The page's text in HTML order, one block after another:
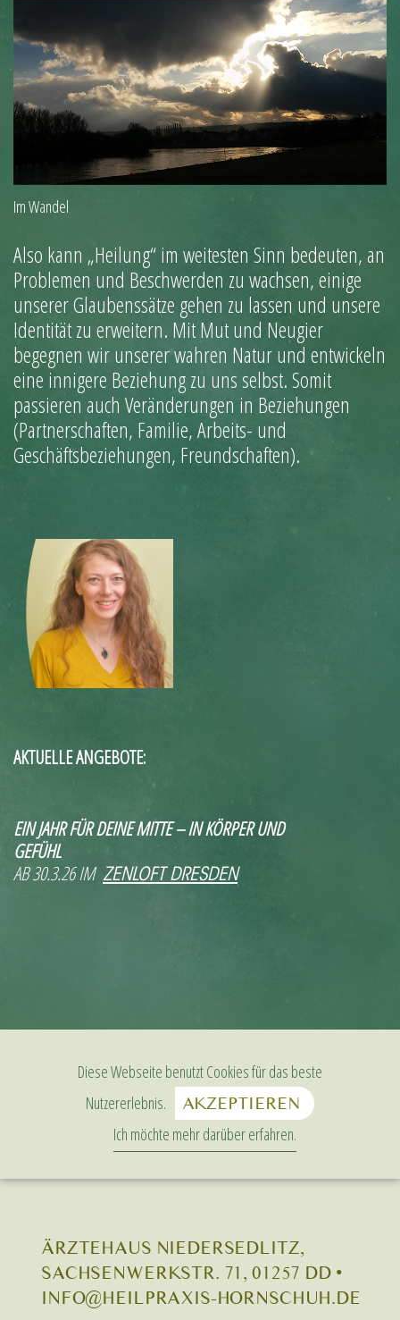
Im Wandel
Also kann „Heilung“ im weitesten Sinn bedeuten, an
Problemen und Beschwerden zu wachsen, einige
unserer Glaubenssätze gehen zu lassen und unsere
Identität zu erweitern. Mit Mut und Neugier
begegnen wir unserer wahren Natur und entwickeln
eine innigere Beziehung zu uns selbst. Somit
passieren auch Veränderungen in Beziehungen
(Partnerschaften, Familie, Arbeits- und
Geschäftsbeziehungen, Freundschaften).
AKTUELLE ANGEBOTE:
EIN JAHR FÜR DEINE MITTE – IN KÖRPER UND
GEFÜHL
AB 30.3.26 IM ZENLOFT DRESDEN
ÄRZTEHAUS NIEDERSEDLITZ,
SACHSENWERKSTR. 71, 01257 DD •
INFO@HEILPRAXIS-HORNSCHUH.DE
Diese Webseite benutzt Cookies für das beste
Nutzererlebnis.
AKZEPTIEREN
Ich möchte mehr darüber erfahren.